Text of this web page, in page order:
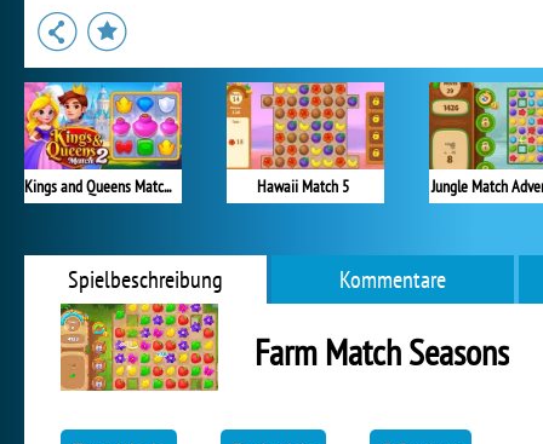
Kings and Queens Match 2 Hawaii Match 5 Jungle Match
Spielbeschreibung Kommentare
Farm Match Seasons